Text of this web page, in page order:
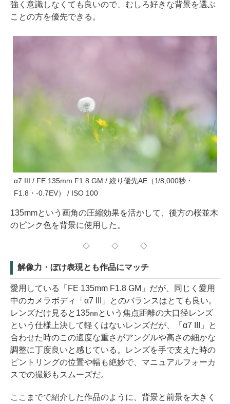
強く意識しなくても良いので、むしろ好きな背景を選ぶ
ことの方を優先できる。
α7 III / FE 135mm F1.8 GM / 絞り優先AE（1/8,000秒・
F1.8・-0.7EV） / ISO 100
135mmという画角の圧縮効果を活かして、後方の桜並木
のピンク色を背景に使用した。
◇ ◇ ◇
解像力・ぼけ表現とも作品にマッチ
愛用している「FE 135mm F1.8 GM」だが、同じく愛用
中のカメラボディ「α7 III」とのバランスはとても良い。
レンズだけ見ると135㎜という焦点距離の大口径レンズ
という仕様上決して軽くはないレンズだが、「α7 III」と
合わせた時のこの適度な重さがアングルや高さの細かな
調整に丁度良いと感じている。レンズを手で支えた時の
ピントリングの位置や幅も絶妙で、マニュアルフォーカ
スでの撮影もスムーズだ。
ここまでで紹介した作品のように、背景と前景を大きく